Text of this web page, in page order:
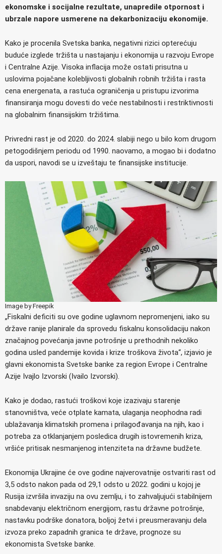
ekonomske i socijalne rezultate, unapredile otpornost i
ubrzale napore usmerene na dekarbonizaciju ekonomije.
Kako je procenila Svetska banka, negativni rizici opterećuju
buduće izglede tržišta u nastajanju i ekonomija u razvoju Evrope
i Centralne Azije. Visoka inflacija može ostati prisutna u
uslovima pojačane kolebljivosti globalnih robnih tržišta i rasta
cena energenata, a rastuća ograničenja u pristupu izvorima
finansiranja mogu dovesti do veće nestabilnosti i restriktivnosti
na globalnim finansijskim tržištima.
Privredni rast je od 2020. do 2024. slabiji nego u bilo kom drugom
petogodišnjem periodu od 1990. naovamo, a mogao bi i dodatno
da uspori, navodi se u izveštaju te finansijske institucije.
Image by Freepik
„Fiskalni deficiti su ove godine uglavnom nepromenjeni, iako su
države ranije planirale da sprovedu fiskalnu konsolidaciju nakon
značajnog povećanja javne potrošnje u prethodnih nekoliko
godina usled pandemije kovida i krize troškova života“, izjavio je
glavni ekonomista Svetske banke za region Evrope i Centralne
Azije Ivajlo Izvorski (Ivailo Izvorski).
Kako je dodao, rastući troškovi koje izazivaju starenje
stanovništva, veće otplate kamata, ulaganja neophodna radi
ublažavanja klimatskih promena i prilagođavanja na njih, kao i
potreba za otklanjanjem posledica drugih istovremenih kriza,
vršiće pritisak nesmanjenog intenziteta na državne budžete.
Ekonomija Ukrajine će ove godine najverovatnije ostvariti rast od
3,5 odsto nakon pada od 29,1 odsto u 2022. godini u kojoj je
Rusija izvršila invaziju na ovu zemlju, i to zahvaljujući stabilnijem
snabdevanju električnom energijom, rastu državne potrošnje,
nastavku podrške donatora, boljoj žetvi i preusmeravanju dela
izvoza preko zapadnih granica te države, prognoze su
ekonomista Svetske banke.